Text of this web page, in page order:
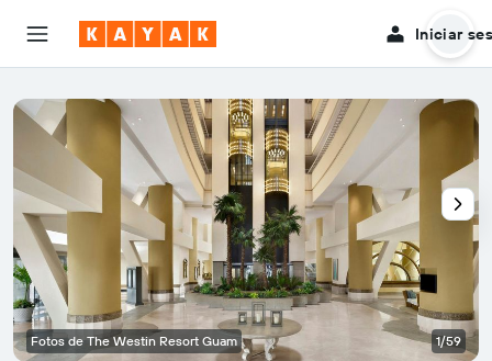
Iniciar
Fotos de The Westin Resort Guam 1/59